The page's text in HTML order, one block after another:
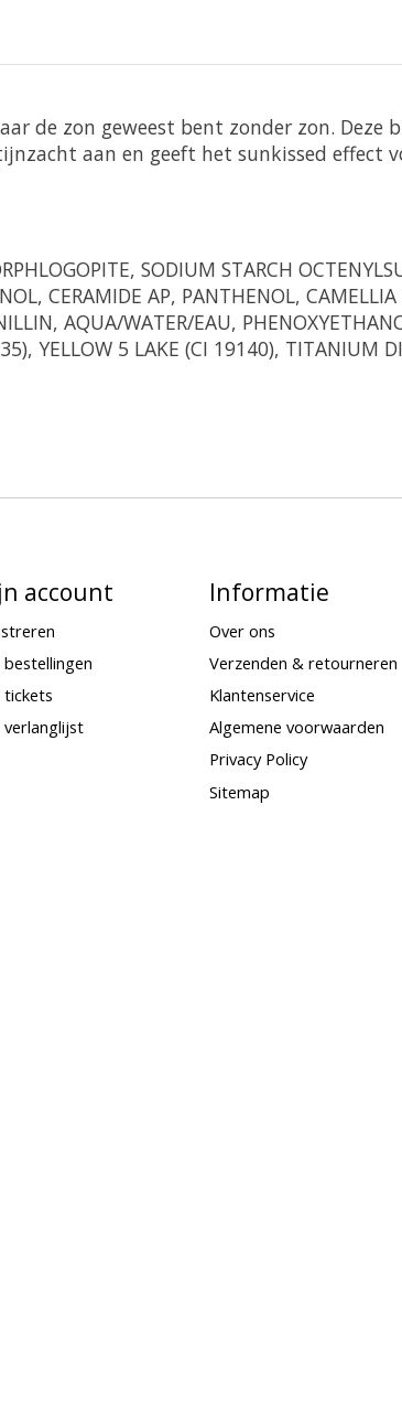
de zon geweest bent zonder zon.
aan en geeft het sunkissed effect
SODIUM STARCH
CERAMIDE AP, PANTHENOL,
AQUA/WATER/EAU,
YELLOW 5 LAKE (CI 19140), TITANIUM
account
bestellingen
tickets
verlanglijst
Informatie
Over ons
Verzenden & retourneren
Klantenservice
Algemene voorwaarden
Privacy Policy
Sitemap